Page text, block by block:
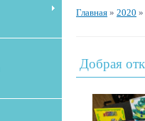
Главная » 2020 »
Добрая